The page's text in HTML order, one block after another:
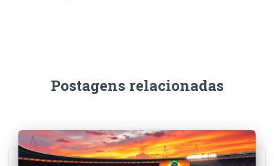
Postagens relacionadas